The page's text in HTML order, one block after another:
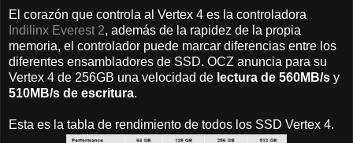
El corazón que controla al Vertex 4 es la controladora
Indilinx Everest 2, además de la rapidez de la propia
memoria, el controlador puede marcar diferencias entre los
diferentes ensambladores de SSD. OCZ anuncia para su
Vertex 4 de 256GB una velocidad de lectura de 560MB/s y
510MB/s de escritura.
Esta es la tabla de rendimiento de todos los SSD Vertex 4.